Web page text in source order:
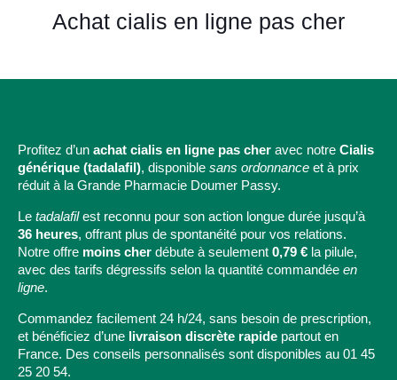
Achat cialis en ligne pas cher
Profitez d’un achat cialis en ligne pas cher avec notre Cialis
générique (tadalafil), disponible sans ordonnance et à prix
réduit à la Grande Pharmacie Doumer Passy.
Le tadalafilest reconnu pour son action longue durée jusqu’à
36 heures, offrant plus de spontanéité pour vos relations.
Notre offre moins cher débute à seulement 0,79 € la pilule,
avec des tarifs dégressifs selon la quantité commandée en
ligne.
Commandez facilement 24 h/24, sans besoin de prescription,
et bénéficiez d’une livraison discrète rapide partout en
France. Des conseils personnalisés sont disponibles au 01 45
25 20 54.